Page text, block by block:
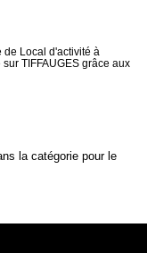
Local d'activité à
TIFFAUGES grâce aux
la catégorie pour le